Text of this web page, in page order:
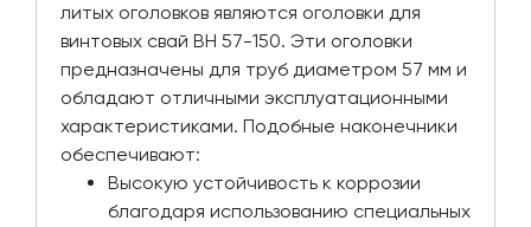
литых оголовков являются оголовки для
винтовых свай ВН 57-150. Эти оголовки
предназначены для труб диаметром 57 мм и
обладают отличными эксплуатационными
характеристиками. Подобные наконечники
обеспечивают:
Высокую устойчивость к коррозии
благодаря использованию специальных